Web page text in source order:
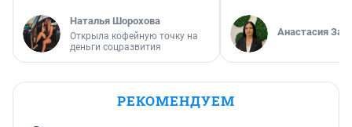
Наталья Шорохова
Открыла кофейную точку на
деньги соцразвития
Анастасия
РЕКОМЕНДУЕМ